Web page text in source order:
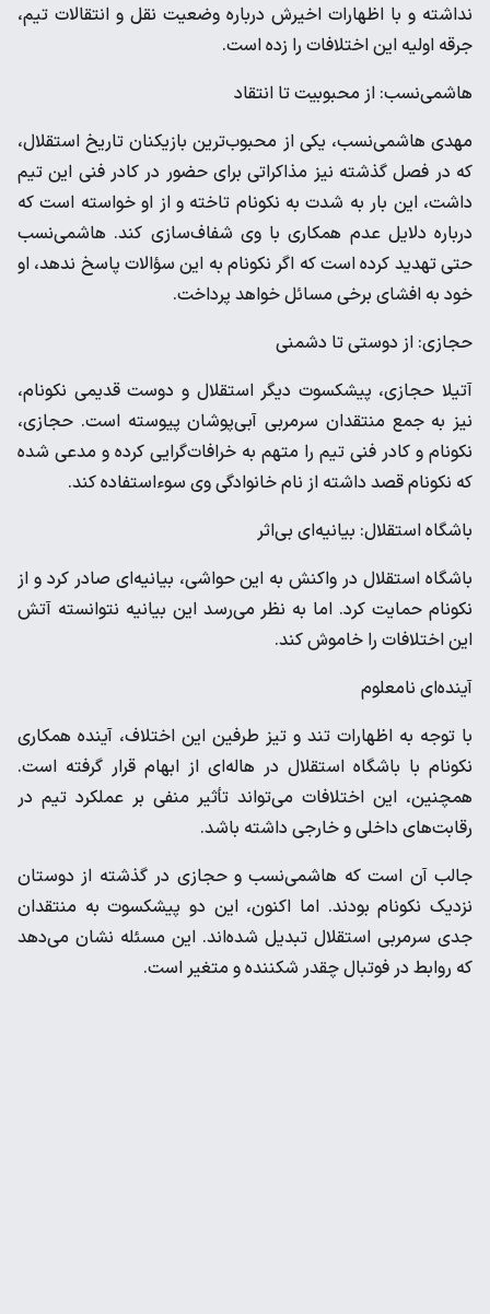
نداشته و با اظهارات اخیرش درباره وضعیت نقل و انتقالات تیم،
جرقه اولیه این اختلافات را زده است.
هاشمی‌نسب: از محبوبیت تا انتقاد
مهدی هاشمی‌نسب، یکی از محبوب‌ترین بازیکنان تاریخ استقلال،
که در فصل گذشته نیز مذاکراتی برای حضور در کادر فنی این تیم
داشت، این بار به شدت به نکونام تاخته و از او خواسته است که
درباره دلایل عدم همکاری با وی شفاف‌سازی کند. هاشمی‌نسب
حتی تهدید کرده است که اگر نکونام به این سؤالات پاسخ ندهد، او
خود به افشای برخی مسائل خواهد پرداخت.
حجازی: از دوستی تا دشمنی
آتیلا حجازی، پیشکسوت دیگر استقلال و دوست قدیمی نکونام،
نیز به جمع منتقدان سرمربی آبی‌پوشان پیوسته است. حجازی،
نکونام و کادر فنی تیم را متهم به خرافات‌گرایی کرده و مدعی شده
که نکونام قصد داشته از نام خانوادگی وی سوءاستفاده کند.
باشگاه استقلال: بیانیه‌ای بی‌اثر
باشگاه استقلال در واکنش به این حواشی، بیانیه‌ای صادر کرد و از
نکونام حمایت کرد. اما به نظر می‌رسد این بیانیه نتوانسته آتش
این اختلافات را خاموش کند.
آینده‌ای نامعلوم
با توجه به اظهارات تند و تیز طرفین این اختلاف، آینده همکاری
نکونام با باشگاه استقلال در هاله‌ای از ابهام قرار گرفته است.
همچنین، این اختلافات می‌تواند تأثیر منفی بر عملکرد تیم در
رقابت‌های داخلی و خارجی داشته باشد.
جالب آن است که هاشمی‌نسب و حجازی در گذشته از دوستان
نزدیک نکونام بودند. اما اکنون، این دو پیشکسوت به منتقدان
جدی سرمربی استقلال تبدیل شده‌اند. این مسئله نشان می‌دهد
که روابط در فوتبال چقدر شکننده و متغیر است.